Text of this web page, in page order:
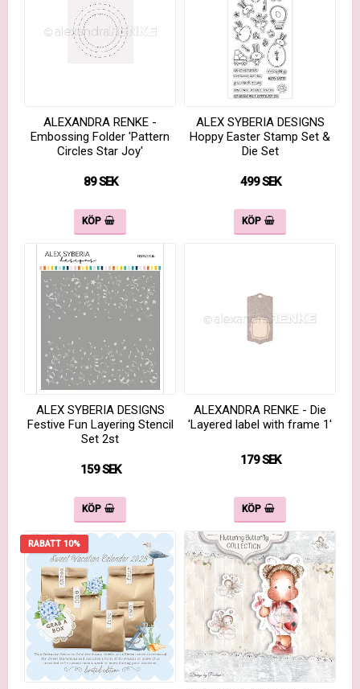
ALEXANDRA RENKE -
Embossing Folder 'Pattern
Circles Star Joy'
89 SEK
KÖP
ALEX SYBERIA DESIGNS
Hoppy Easter Stamp Set &
Die Set
499 SEK
KÖP
ALEX SYBERIA DESIGNS
Festive Fun Layering Stencil
Set 2st
159 SEK
KÖP
ALEXANDRA RENKE - Die
'Layered label with frame 1'
179 SEK
KÖP
RABATT 10%